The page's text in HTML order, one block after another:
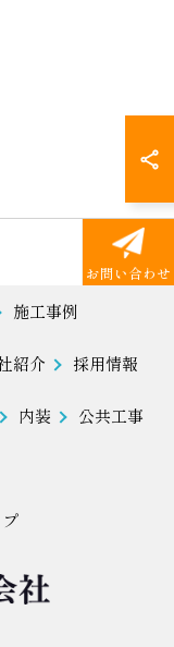
お問い合わせ
施工事例
紹介 採用情報
内装 公共工事